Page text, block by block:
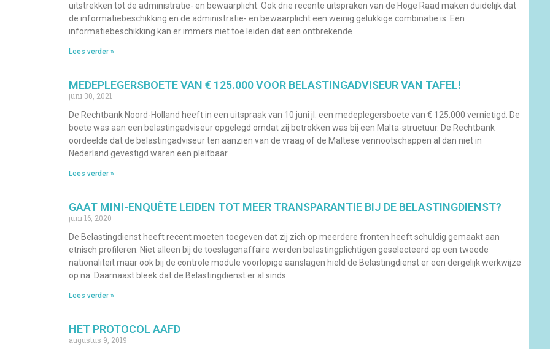
uitstrekken tot de administratie- en bewaarplicht. Ook drie recente uitspraken van de Hoge Raad maken duidelijk dat
de informatiebeschikking en de administratie- en bewaarplicht een weinig gelukkige combinatie is. Een
informatiebeschikking kan er immers niet toe leiden dat een ontbrekende
Lees verder »
MEDEPLEGERSBOETE VAN € 125.000 VOOR BELASTINGADVISEUR VAN TAFEL!
juni 30, 2021
De Rechtbank Noord-Holland heeft in een uitspraak van 10 juni jl. een medeplegersboete van € 125.000 vernietigd. De
boete was aan een belastingadviseur opgelegd omdat zij betrokken was bij een Malta-structuur. De Rechtbank
oordeelde dat de belastingadviseur ten aanzien van de vraag of de Maltese vennootschappen al dan niet in
Nederland gevestigd waren een pleitbaar
Lees verder »
GAAT MINI-ENQUÊTE LEIDEN TOT MEER TRANSPARANTIE BIJ DE BELASTINGDIENST?
juni 16, 2020
De Belastingdienst heeft recent moeten toegeven dat zij zich op meerdere fronten heeft schuldig gemaakt aan
etnisch profileren. Niet alleen bij de toeslagenaffaire werden belastingplichtigen geselecteerd op een tweede
nationaliteit maar ook bij de controle module voorlopige aanslagen hield de Belastingdienst er een dergelijk werkwijze
op na. Daarnaast bleek dat de Belastingdienst er al sinds
Lees verder »
HET PROTOCOL AAFD
augustus 9, 2019